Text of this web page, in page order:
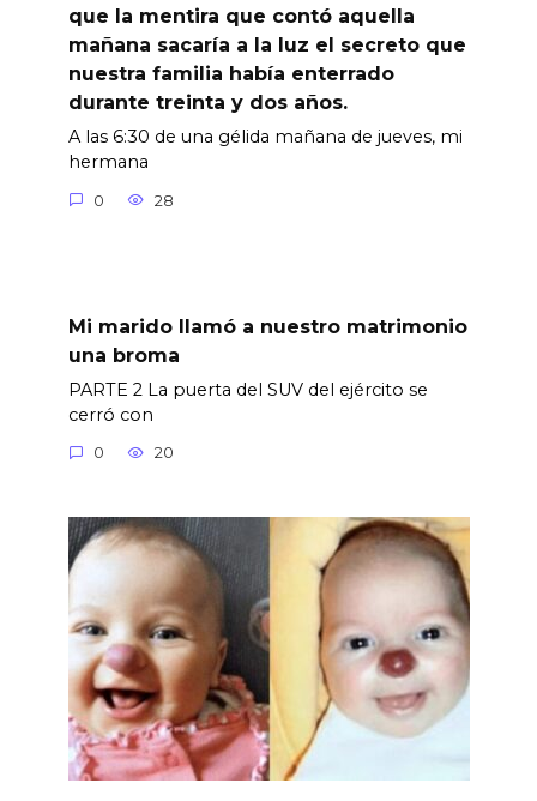
que la mentira que contó aquella
mañana sacaría a la luz el secreto que
nuestra familia había enterrado
durante treinta y dos años.
A las 6:30 de una gélida mañana de jueves, mi
hermana
0 28
Mi marido llamó a nuestro matrimonio
una broma
PARTE 2 La puerta del SUV del ejército se
cerró con
0 20